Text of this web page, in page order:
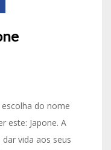
do nome
este: Japone. A
vida aos seus